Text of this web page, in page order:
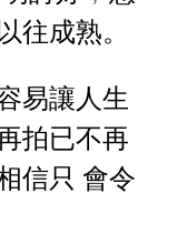
往成熟。
易讓人生
拍已不再
信只 會令